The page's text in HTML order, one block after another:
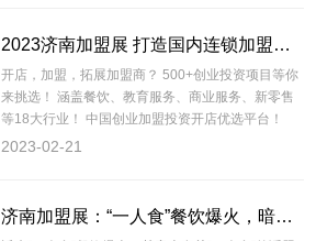
2023济南加盟展 打造国内连锁加盟优选平台 - 连锁加盟展会
开店，加盟，拓展加盟商？ 500+创业投资项目等你
来挑选！ 涵盖餐饮、教育服务、商业服务、新零售
等18大行业！ 中国创业加盟投资开店优选平台！
2023-02-21
济南加盟展：“一人食”餐饮爆火，暗藏哪些信号？餐饮人该怎么布局？